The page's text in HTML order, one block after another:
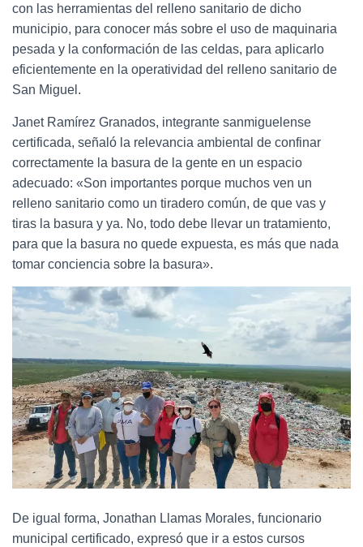
con las herramientas del relleno sanitario de dicho
municipio, para conocer más sobre el uso de maquinaria
pesada y la conformación de las celdas, para aplicarlo
eficientemente en la operatividad del relleno sanitario de
San Miguel.
Janet Ramírez Granados, integrante sanmiguelense
certificada, señaló la relevancia ambiental de confinar
correctamente la basura de la gente en un espacio
adecuado: «Son importantes porque muchos ven un
relleno sanitario como un tiradero común, de que vas y
tiras la basura y ya. No, todo debe llevar un tratamiento,
para que la basura no quede expuesta, es más que nada
tomar conciencia sobre la basura».
De igual forma, Jonathan Llamas Morales, funcionario
municipal certificado, expresó que ir a estos cursos